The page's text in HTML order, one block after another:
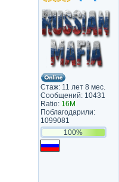
Стаж: 11 лет 8 мес.
Сообщений: 10431
Ratio: 16M
Поблагодарили:
1099081
100%